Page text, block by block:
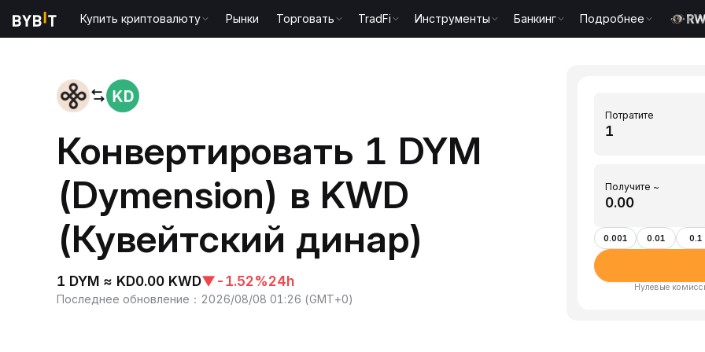
Купить криптовалюту Рынки Торговать TradFi Инструменты Банкинг
Подробнее
Конвертировать 1 DYM
(Dymension) в KWD
(Кувейтский динар)
1 DYM ≈ KD0.00 KWD▼-1.52%24h
Последнее обновление ： 2026/08/08 01:26 (GMT+0)
Потратите
Получите ~
0.001 0.01 0.1
Нулевые